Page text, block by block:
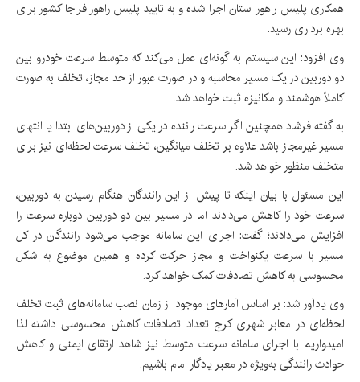
همکاری پلیس راهور استان اجرا شده و به تایید پلیس راهور فراجا کشور برای
بهره برداری رسید.
وی افزود: این سیستم به گونه‌ای عمل می‌کند که متوسط سرعت خودرو بین
دو دوربین در یک مسیر محاسبه و در صورت عبور از حد مجاز، تخلف به صورت
کاملاً هوشمند و مکانیزه ثبت خواهد شد.
به گفته فرشاد همچنین اگر سرعت راننده در یکی از دوربین‌های ابتدا یا انتهای
مسیر غیرمجاز باشد علاوه بر تخلف میانگین، تخلف سرعت لحظه‌ای نیز برای
متخلف منظور خواهد شد.
این مسئول با بیان اینکه تا پیش از این رانندگان هنگام رسیدن به دوربین،
سرعت خود را کاهش می‌دادند اما در مسیر بین دو دوربین دوباره سرعت را
افزایش می‌دادند؛ گفت: اجرای این سامانه موجب می‌شود رانندگان در کل
مسیر با سرعت یکنواخت و مجاز حرکت کرده و همین موضوع به شکل
محسوسی به کاهش تصادفات کمک خواهد کرد.
وی یادآور شد: بر اساس آمارهای موجود از زمان نصب سامانه‌های ثبت تخلف
لحظه‌ای در معابر شهری کرج تعداد تصادفات کاهش محسوسی داشته لذا
امیدواریم با اجرای سامانه سرعت متوسط نیز شاهد ارتقای ایمنی و کاهش
حوادث رانندگی به‌ویژه در معبر یادگار امام باشیم.